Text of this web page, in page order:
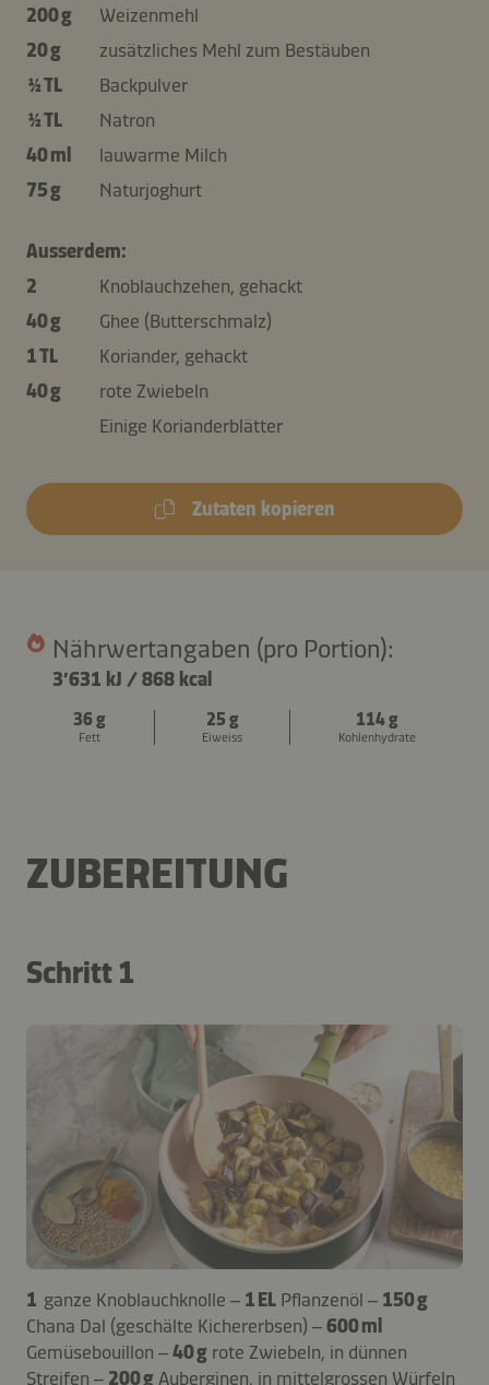
200 g
Weizenmehl
20 g
zusätzliches Mehl zum Bestäuben
½ TL
Backpulver
½ TL
Natron
40 ml
lauwarme Milch
75 g
Naturjoghurt
Ausserdem:
2
Knoblauchzehen, gehackt
40 g
Ghee (Butterschmalz)
1 TL
Koriander, gehackt
40 g
rote Zwiebeln
Einige Korianderblätter
Zutaten kopieren
Nährwertangaben (pro Portion):
3’631 kJ /868 kcal
36 g
Fett
25 g
Eiweiss
114 g
Kohlenhydrate
ZUBEREITUNG
Schritt 1
1 ganze Knoblauchknolle – 1 EL Pflanzenöl – 150 g
Chana Dal (geschälte Kichererbsen) –600 ml
Gemüsebouillon –40 g rote Zwiebeln, in dünnen
Streifen – 200 g Auberginen, in mittelgrossen Würfeln